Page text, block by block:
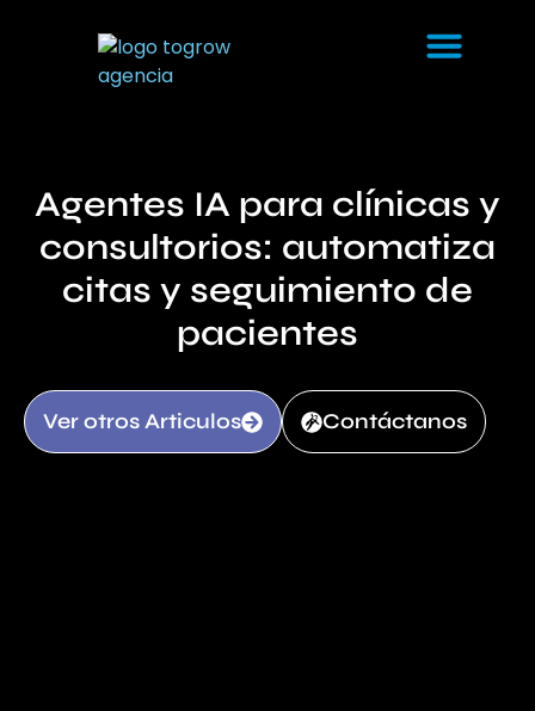
Agentes IA para clínicas y
consultorios: automatiza
citas y seguimiento de
pacientes
Ver otros Articulos Contáctanos